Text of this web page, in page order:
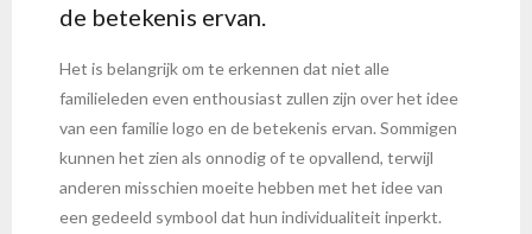
de betekenis ervan.
Het is belangrijk om te erkennen dat niet alle
familieleden even enthousiast zullen zijn over het idee
van een familie logo en de betekenis ervan. Sommigen
kunnen het zien als onnodig of te opvallend, terwijl
anderen misschien moeite hebben met het idee van
een gedeeld symbool dat hun individualiteit inperkt.